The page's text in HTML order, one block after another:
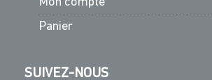
Panier
SUIVEZ-NOUS